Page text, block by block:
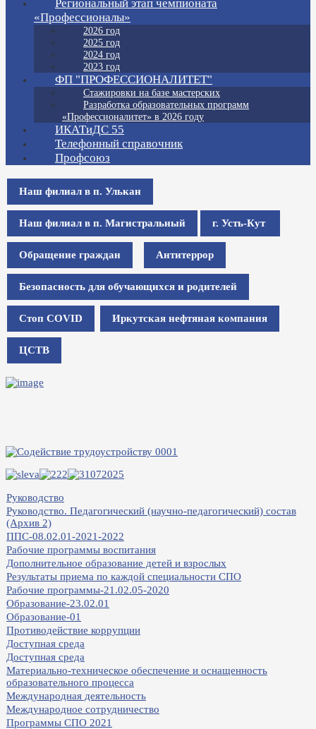
Региональный этап чемпионата
«Профессионалы»
2026 год
2025 год
2024 год
2023 год
ФП "ПРОФЕССИОНАЛИТЕТ"
Стажировки на базе мастерских
Разработка образовательных программ
«Профессионалитет» в 2026 году
ИКАТиДС 55
Телефонный справочник
Профсоюз
Наш филиал в п. Улькан
Наш филиал в п. Магистральный г. Усть-Кут
Обращение граждан Антитеррор
Безопасность для обучающихся и родителей
Стоп COVID Иркутская нефтяная компания
ЦСТВ
Руководство
Руководство. Педагогический (научно-педагогический) состав
(Архив 2)
ППС-08.02.01-2021-2022
Рабочие программы воспитания
Дополнительное образование детей и взрослых
Результаты приема по каждой специальности СПО
Рабочие программы-21.02.05-2020
Образование-23.02.01
Образование-01
Противодействие коррупции
Доступная среда
Доступная среда
Материально-техническое обеспечение и оснащенность
образовательного процесса
Международная деятельность
Международное сотрудничество
Программы СПО 2021